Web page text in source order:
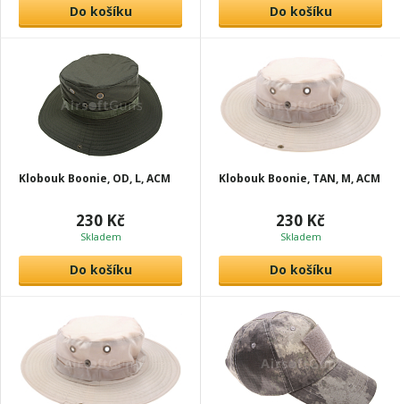
Do košíku Do košíku
Klobouk Boonie, OD, L, ACM
230 Kč
Skladem
Do košíku
Klobouk Boonie, TAN, M, ACM
230 Kč
Skladem
Do košíku